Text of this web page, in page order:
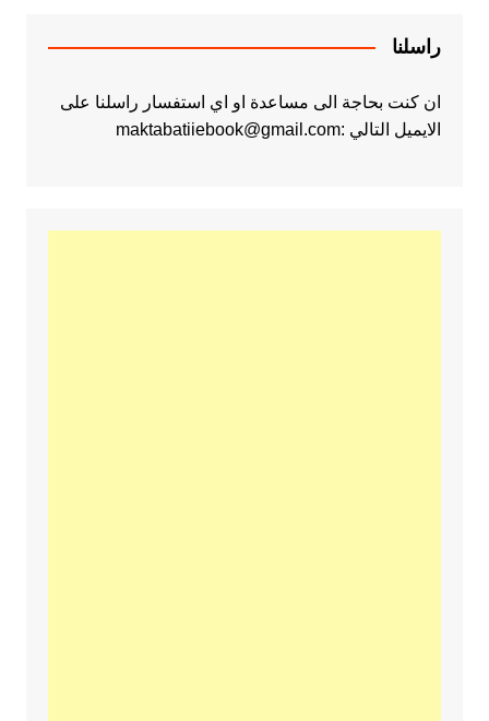
راسلنا
ان كنت بحاجة الى مساعدة او اي استفسار راسلنا على
الايميل التالي :maktabatiiebook@gmail.com